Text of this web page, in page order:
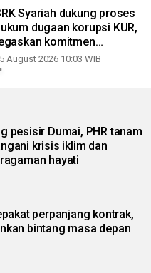
Syariah dukung proses
dugaan korupsi KUR,
komitmen
fraud
August 2026 10:03 WIB
pesisir Dumai, PHR tanam
krisis iklim dan
hayati
perpanjang kontrak,
bintang masa depan